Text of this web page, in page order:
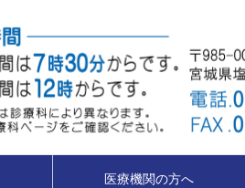
医療機関の方へ